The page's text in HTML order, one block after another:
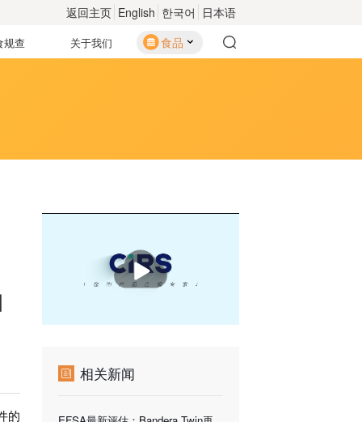
返回主页 English 한국어 日本语
规查 关于我们 食品
的
播
放
相关新闻